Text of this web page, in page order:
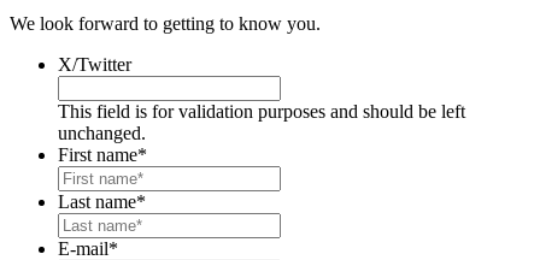
We look forward to getting to know you.
X/Twitter
This field is for validation purposes and should be left
unchanged.
First name*
Last name*
E-mail*